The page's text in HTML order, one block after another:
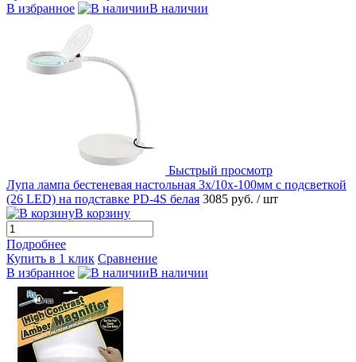
В избранное
В наличии
Быстрый просмотр
Лупа лампа бестеневая настольная 3x/10x-100мм с подсветкой
(26 LED) на подставке PD-4S белая 3085 руб. / шт
В корзину
Подробнее
Купить в 1 клик Сравнение
В избранное
В наличии